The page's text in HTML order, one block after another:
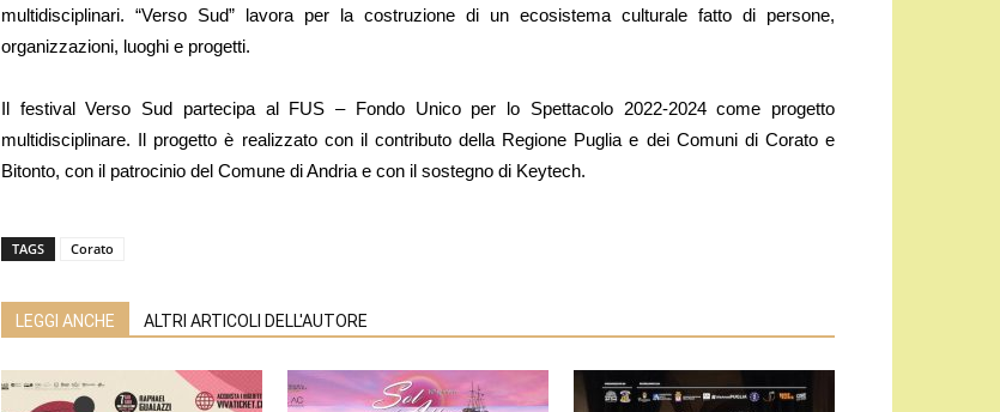
multidisciplinari. “Verso Sud” lavora per la costruzione di un ecosistema culturale fatto di persone,
organizzazioni, luoghi e progetti.
Il festival Verso Sud partecipa al FUS – Fondo Unico per lo Spettacolo 2022-2024 come progetto
multidisciplinare. Il progetto è realizzato con il contributo della Regione Puglia e dei Comuni di Corato e
Bitonto, con il patrocinio del Comune di Andria e con il sostegno di Keytech.
TAGS Corato
LEGGI ANCHE ALTRI ARTICOLI DELL'AUTORE